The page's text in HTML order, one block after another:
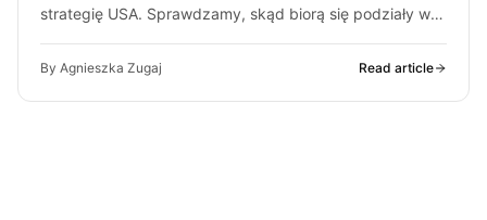
strategię USA. Sprawdzamy, skąd biorą się podziały w
By Agnieszka Zugaj Read article